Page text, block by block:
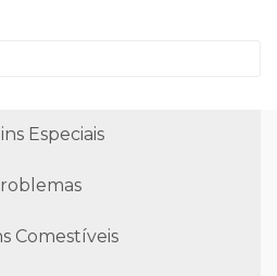
Especiais
Comestíveis